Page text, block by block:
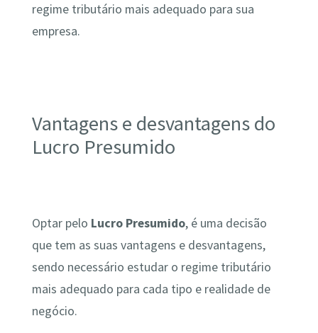
regime tributário mais adequado para sua
empresa.
Vantagens e desvantagens do
Lucro Presumido
Optar pelo Lucro Presumido, é uma decisão
que tem as suas vantagens e desvantagens,
sendo necessário estudar o regime tributário
mais adequado para cada tipo e realidade de
negócio.